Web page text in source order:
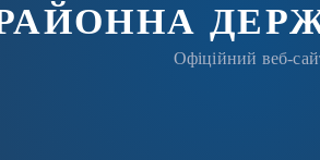
Офіційний веб-